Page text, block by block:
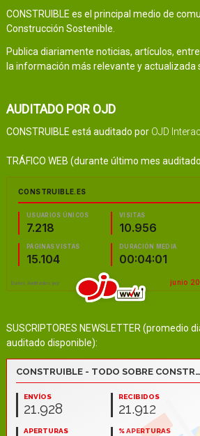
CONSTRUIBLE es el principal medio de
Construcción Sostenible.
Publica diariamente noticias, artículos,
la información más relevante y actualizada
AUDITADO POR OJD
CONSTRUIBLE está auditado por OJD
TRÁFICO WEB (durante último mes
SUSCRIPTORES NEWSLETTER (promedio
auditado disponible):